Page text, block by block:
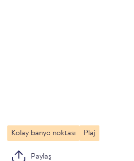
Kolay banyo noktası Plaj
Paylaş